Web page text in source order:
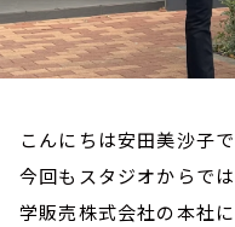
こんにちは安田美沙子で
今回もスタジオからで
学販売株式会社の本社に